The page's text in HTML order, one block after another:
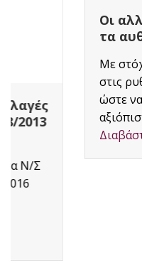
Οι αλλαγές που
τα αυθαίρετα
στις ρυθμίσεις για
ώστε να επιτευχθεί